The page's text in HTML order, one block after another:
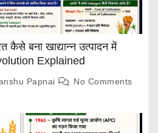
कैसे बना खाद्यान्न उत्पादन में
Explained
Papnai No Comments